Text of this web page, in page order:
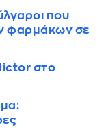
που
φαρμάκων σε
στο